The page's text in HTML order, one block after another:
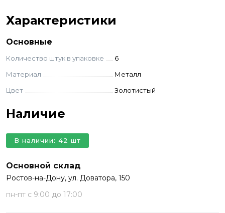
Характеристики
Основные
Количество штук в упаковке
6
Материал
Металл
Цвет
Золотистый
Наличие
Основной склад
Ростов-на-Дону, ул. Доватора, 150
пн-пт с 9:00 до 17:00
В наличии: 42 шт